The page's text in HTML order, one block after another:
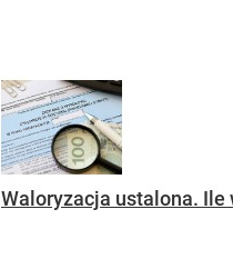
Waloryzacja ustalona. Ile